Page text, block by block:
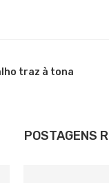
traz à tona
POSTAGENS